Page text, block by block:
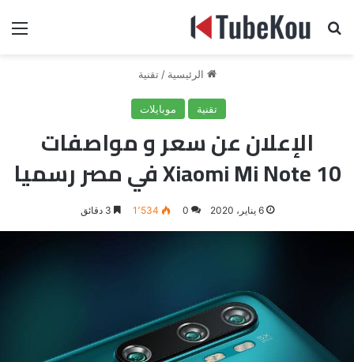
بحث عن
الرئيسية / تقنية
تقنية موبايلات
الإعلان عن سعر و مواصفات
Xiaomi Mi Note 10 في مصر رسميا
6 يناير، 2020 0 1٬534